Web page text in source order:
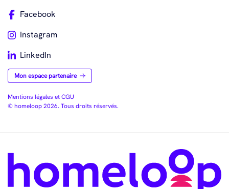
Facebook
Instagram
LinkedIn
Mon espace partenaire
Mentions légales et CGU
© homeloop 2026. Tous droits réservés.